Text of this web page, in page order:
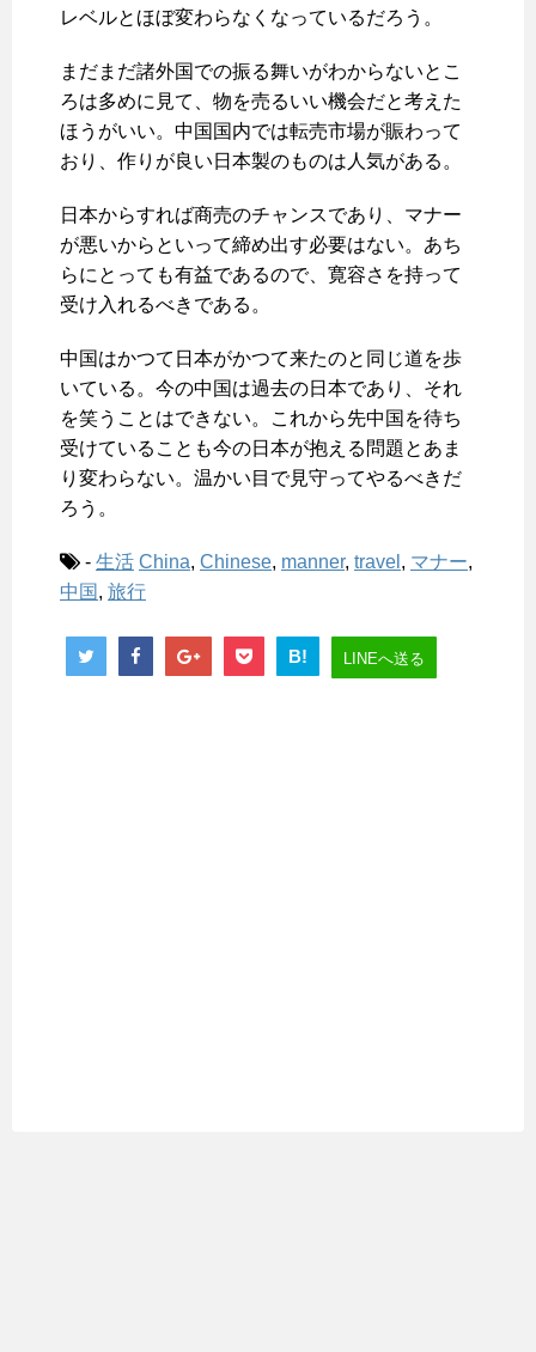
レベルとほぼ変わらなくなっているだろう。
まだまだ諸外国での振る舞いがわからないとこ
ろは多めに見て、物を売るいい機会だと考えた
ほうがいい。中国国内では転売市場が賑わって
おり、作りが良い日本製のものは人気がある。
日本からすれば商売のチャンスであり、マナー
が悪いからといって締め出す必要はない。あち
らにとっても有益であるので、寛容さを持って
受け入れるべきである。
中国はかつて日本がかつて来たのと同じ道を歩
いている。今の中国は過去の日本であり、それ
を笑うことはできない。これから先中国を待ち
受けていることも今の日本が抱える問題とあま
り変わらない。温かい目で見守ってやるべきだ
ろう。
- 生活 China, Chinese, manner, travel , マナー,
中国 , 旅行
B! LINEへ送る